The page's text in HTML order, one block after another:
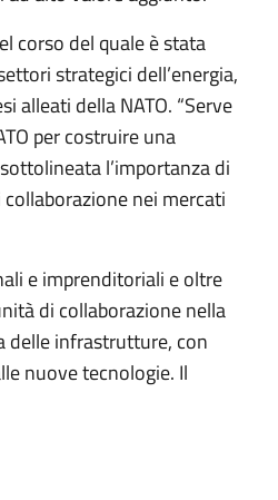
corso del quale è stata
strategici dell’energia,
alleati della NATO. “Serve
per costruire una
l’importanza di
nei mercati
e imprenditoriali e oltre
di collaborazione nella
delle infrastrutture, con
nuove tecnologie. Il